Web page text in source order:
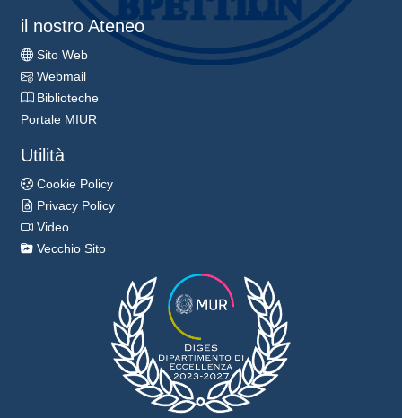
il nostro Ateneo
Sito Web
Webmail
Biblioteche
Portale MIUR
Utilità
Cookie Policy
Privacy Policy
Video
Vecchio Sito